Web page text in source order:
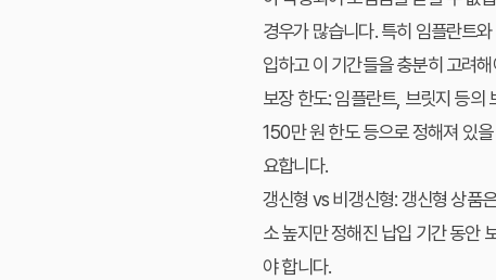
경우가 많습니다. 특히 임플란트와
입하고 이 기간들을 충분히 고려
보장 한도:임플란트, 브릿지 등의
150만 원 한도 등으로 정해져 있
요합니다.
갱신형 vs 비갱신형:갱신형 상품
소 높지만 정해진 납입 기간 동안
야 합니다.